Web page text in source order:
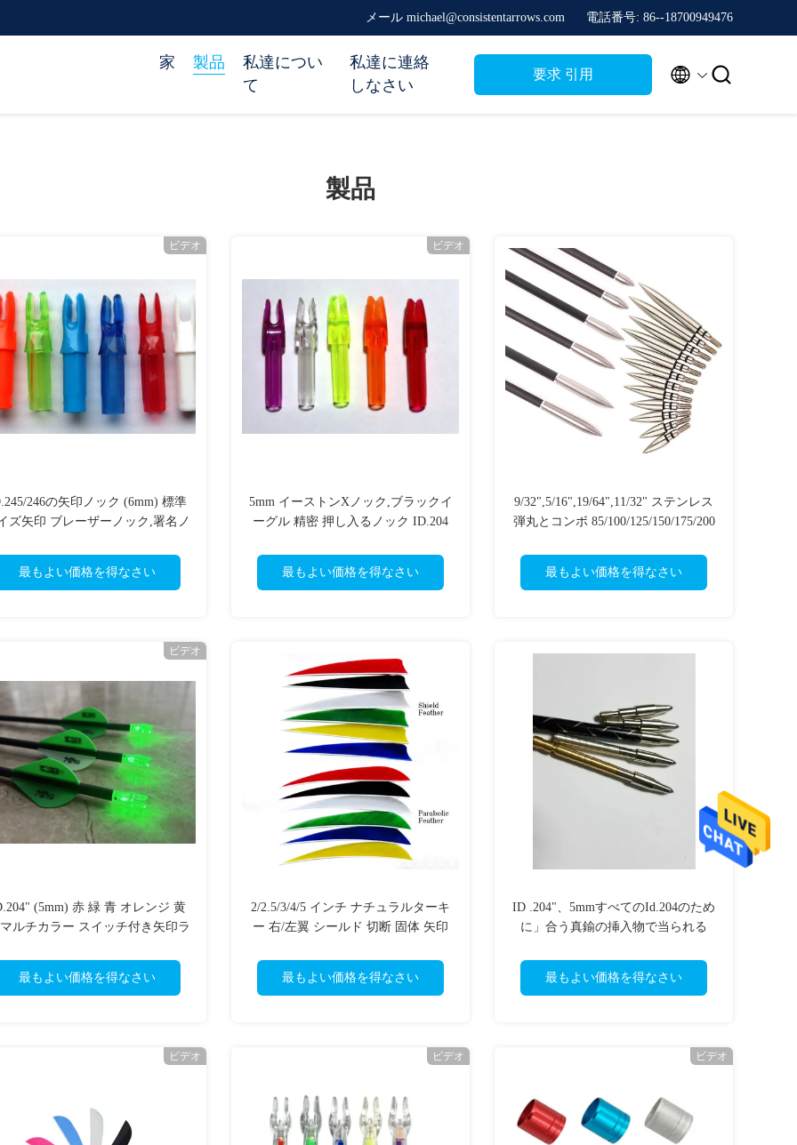
メール michael@consistentarrows.com 電話番号: 86--18700949476
家 製品
私達につい
て
私達に連絡
しなさい
要求 引用  
製品
ビデオ
246の矢印ノック (6mm) 標準
ズ矢印 ブレーザーノック,署名ノ
最もよい価格を得なさい
ビデオ
5mm イーストンXノック,ブラックイ
ーグル 精密 押し入るノック ID.204
最もよい価格を得なさい
9/32",5/16",19/64",11/32" ステンレス
弾丸とコンボ 85/100/125/150/175/200
最もよい価格を得なさい
ビデオ
(5mm) 赤 緑 青 オレンジ 黄
ルチカラー スイッチ付き矢印ラ
最もよい価格を得なさい
2/2.5/3/4/5 インチ ナチュラルターキ
ー 右/左翼 シールド 切断 固体 矢印
最もよい価格を得なさい
ID .204"、5mmすべてのId.204のため
に」合う真鍮の挿入物で当られる
最もよい価格を得なさい
ビデオ ビデオ ビデオ